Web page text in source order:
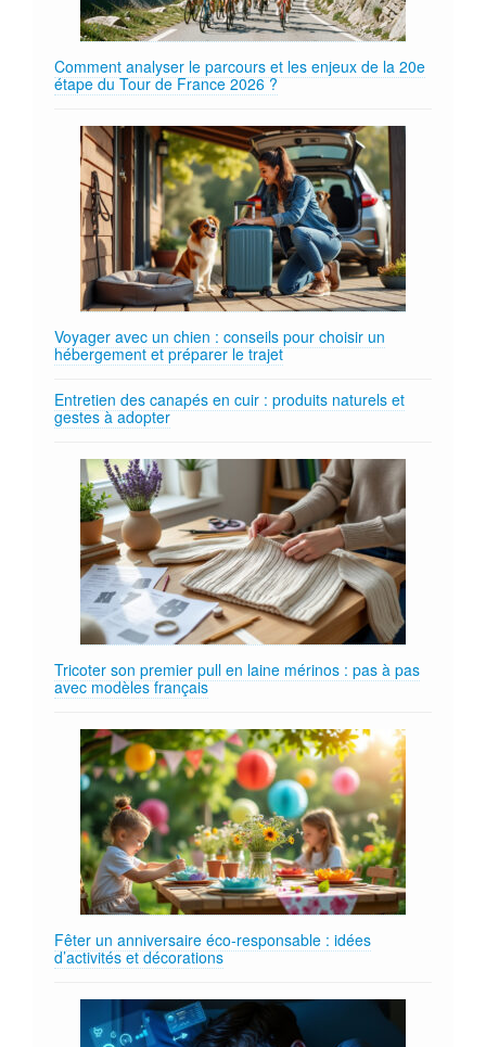
Comment analyser le parcours et les enjeux de la 20e
étape du Tour de France 2026 ?
Voyager avec un chien : conseils pour choisir un
hébergement et préparer le trajet
Entretien des canapés en cuir : produits naturels et
gestes à adopter
Tricoter son premier pull en laine mérinos : pas à pas
avec modèles français
Fêter un anniversaire éco‑responsable : idées
d’activités et décorations